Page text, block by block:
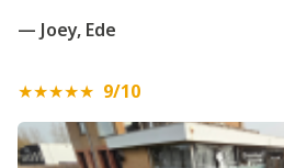
— Joey, Ede
★★★★★ 9/10